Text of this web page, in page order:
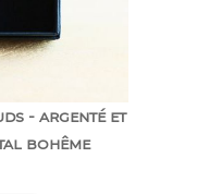
- argenté et
bohême